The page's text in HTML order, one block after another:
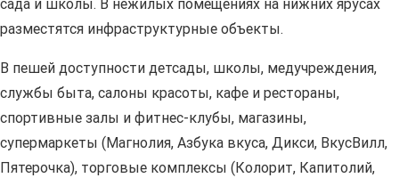
сада и школы. В нежилых помещениях на нижних ярусах
разместятся инфраструктурные объекты.
В пешей доступности детсады, школы, медучреждения,
службы быта, салоны красоты, кафе и рестораны,
спортивные залы и фитнес-клубы, магазины,
супермаркеты (Магнолия, Азбука вкуса, Дикси, ВкусВилл,
Пятерочка), торговые комплексы (Колорит, Капитолий,